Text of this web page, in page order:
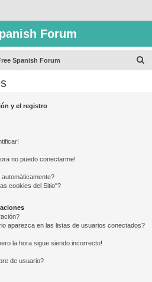
Forum
Spanish Forum
y el registro
no puedo conectarme!
cookies del Sitio"?
aparezca en las listas de usuarios conectados?
la hora sigue siendo incorrecto!
de usuario?